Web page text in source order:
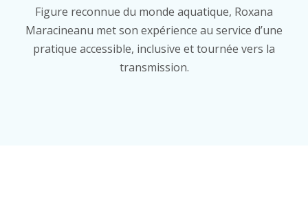
Figure reconnue du monde aquatique, Roxana
Maracineanu met son expérience au service d’une
pratique accessible, inclusive et tournée vers la
transmission.